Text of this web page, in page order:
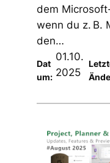
dem
wenn du z. B.
den…
Dat
um:
01.10.
2025